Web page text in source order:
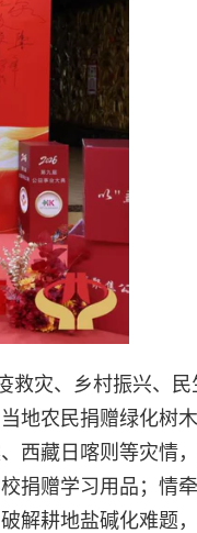
救灾、乡村振兴、民
地农民捐赠绿化树
西藏日喀则等灾情
捐赠学习用品；情
解耕地盐碱化难题